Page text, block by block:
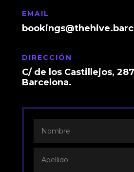
EMAIL
DIRECCIÓN
C/ de los Castillejos,
Barcelona.